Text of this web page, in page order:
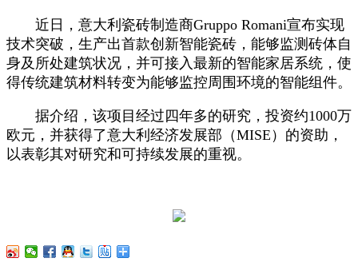
近日，意大利瓷砖制造商Gruppo Romani宣布实现
技术突破，生产出首款创新智能瓷砖，能够监测砖体自
身及所处建筑状况，并可接入最新的智能家居系统，使
得传统建筑材料转变为能够监控周围环境的智能组件。
据介绍，该项目经过四年多的研究，投资约1000万
欧元，并获得了意大利经济发展部（MISE）的资助，
以表彰其对研究和可持续发展的重视。